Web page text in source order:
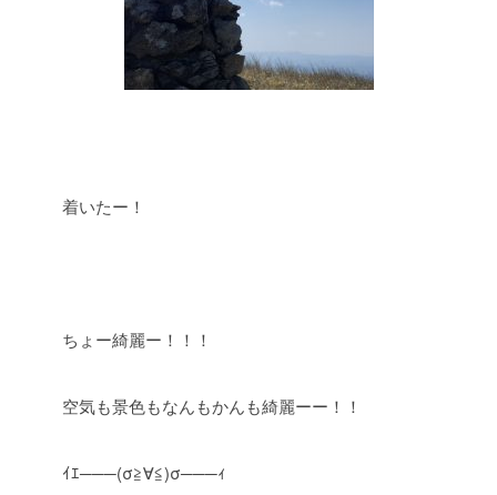
着いたー！
ちょー綺麗ー！！！
空気も景色もなんもかんも綺麗ーー！！
ｲｴ───(σ≧∀≦)σ───ｨ